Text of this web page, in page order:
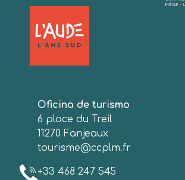
Oficina de turismo
6 place du Treil
11270 Fanjeaux
tourisme@ccplm.fr
+33 468 247 545